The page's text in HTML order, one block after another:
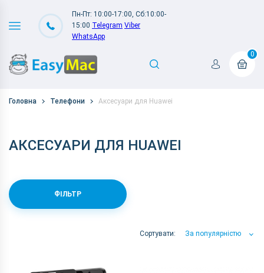
Пн-Пт: 10:00-17:00, Сб:10:00-
15:00 Telegram Viber
WhatsApp
0
Головна Телефони Аксесуари для Huawei
АКСЕСУАРИ ДЛЯ HUAWEI
ФІЛЬТР
Сортувати: За популярністю
За популярністю